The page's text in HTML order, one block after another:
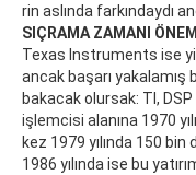
rin as­lın­da far­kın­day­dı
SIÇRAMA ZAMANI
Texas Instruments ise
ancak başarı yakalamış
bakacak olursak: TI,
işlemcisi alanına 1970
kez 1979 yılında 150 bin
1986 yılında ise bu